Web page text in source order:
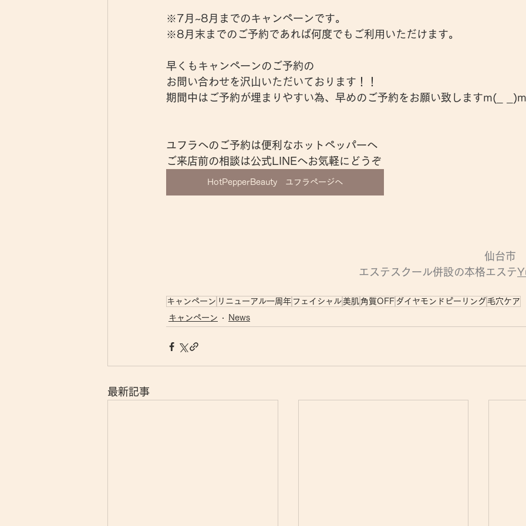
※7月~8月までのキャンペーンです。
※8月末までのご予約であれば何度でもご利用いただけます。
早くもキャンペーンのご予約の
お問い合わせを沢山いただいております！！
期間中はご予約が埋まりやすい為、早めのご予約をお願い致しますm(_ _)m
ユフラへのご予約は便利なホットペッパーへ
ご来店前の相談は公式LINEへお気軽にどうぞ
HotPepperBeauty ユフラページへ
仙台市
エステスクール併設の本格エステ
キャンペーン リニューアル一周年 フェイシャル 美肌角質OFF ダイヤモンドピーリング毛穴ケア
キャンペーン
News
最新記事